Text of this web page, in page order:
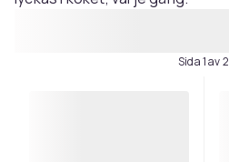
Sida 1 av 2